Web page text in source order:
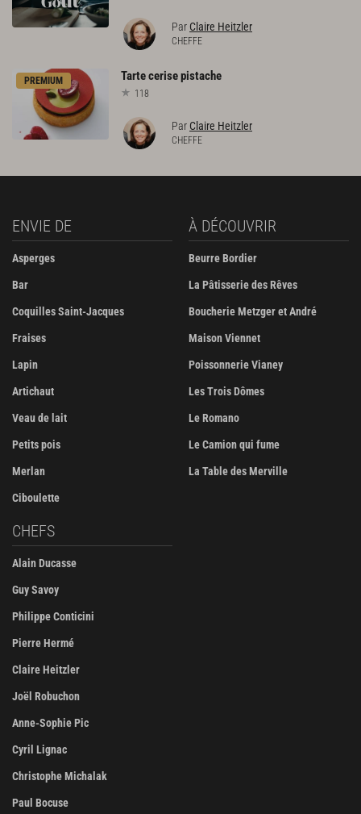
Par Claire Heitzler
CHEFFE
PREMIUM Tartecerisepistache
118
Par Claire Heitzler
CHEFFE
ENVIE DE
Asperges
Bar
Coquilles Saint-Jacques
Fraises
Lapin
Artichaut
Veau de lait
Petits pois
Merlan
Ciboulette
À DÉCOUVRIR
Beurre Bordier
La Pâtisserie des Rêves
Boucherie Metzger et André
Maison Viennet
Poissonnerie Vianey
Les Trois Dômes
Le Romano
Le Camion qui fume
La Table des Merville
CHEFS
Alain Ducasse
Guy Savoy
Philippe Conticini
Pierre Hermé
Claire Heitzler
Joël Robuchon
Anne-Sophie Pic
Cyril Lignac
Christophe Michalak
Paul Bocuse